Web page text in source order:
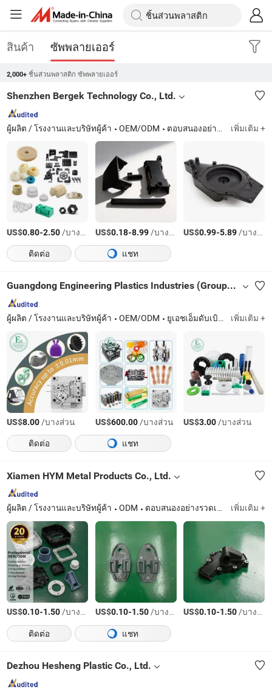
สินค้า ซัพพลายเออร์
2,000+ ชิ้นส่วนพลาสติก ซัพพลายเออร์
Shenzhen Bergek Technology Co., Ltd.
ผู้ผลิต / โรงงานและบริษัทผู้ค้า OEM/ODM ตอบสนองอย่างรวดเร็ว เพิ่มเติม +
US$0.80-2.50/บางส่วน US$0.18-8.99/บางส่วน US$0.99-5.89/บางส่วน
ติดต่อ
แชท
Guangdong Engineering Plastics Industries (Group) Co., Ltd.
ผู้ผลิต / โรงงานและบริษัทผู้ค้า OEM/ODM ยูเอชเอ็มดับเบิลยู-พีอี, แมคไนลอน, พีโอเอ็ม, พีทีฟอี, พีค, พีพีเอส, พียู, เอเอสบี, พีวีดีเอฟ เพิ่มเติม +
US$8.00/บางส่วน US$600.00/บางส่วน US$3.00/บางส่วน
ติดต่อ
แชท
Xiamen HYM Metal Products Co., Ltd.
ผู้ผลิต / โรงงานและบริษัทผู้ค้า ODM ตอบสนองอย่างรวดเร็ว เพิ่มเติม +
US$0.10-1.50/บางส่วน US$0.10-1.50/บางส่วน US$0.10-1.50/บางส่วน
ติดต่อ
แชท
Dezhou Hesheng Plastic Co., Ltd.